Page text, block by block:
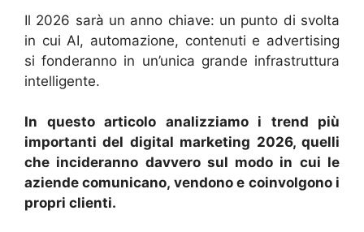
Il 2026 sarà un anno chiave: un punto di svolta
in cui AI, automazione, contenuti e advertising
si fonderanno in un’unica grande infrastruttura
intelligente.
In questo articolo analizziamo i trend più
importanti del digital marketing 2026, quelli
che incideranno davvero sul modo in cui le
aziende comunicano, vendono e coinvolgono i
propri clienti.